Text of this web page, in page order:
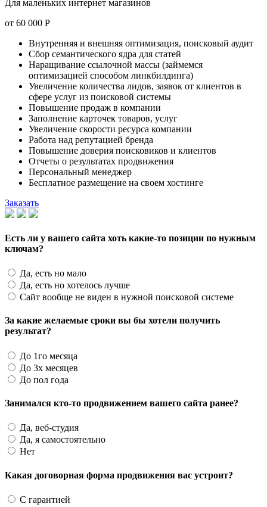
Для маленьких интернет магазинов
от 60 000 Р
Внутренняя и внешняя оптимизация, поисковый аудит
Сбор семантического ядра для статей
Наращивание ссылочной массы (займемся
оптимизацией способом линкбилдинга)
Увеличение количества лидов, заявок от клиентов в
сфере услуг из поисковой системы
Повышение продаж в компании
Заполнение карточек товаров, услуг
Увеличение скорости ресурса компании
Работа над репутацией бренда
Повышение доверия поисковиков и клиентов
Отчеты о результатах продвижения
Персональный менеджер
Бесплатное размещение на своем хостинге
Заказать
Есть ли у вашего сайта хоть какие-то позиции по нужным
ключам?
Да, есть но мало
Да, есть но хотелось лучше
Сайт вообще не виден в нужной поисковой системе
За какие желаемые сроки вы бы хотели получить
результат?
До 1го месяца
До 3х месяцев
До пол года
Занимался кто-то продвижением вашего сайта ранее?
Да, веб-студия
Да, я самостоятельно
Нет
Какая договорная форма продвижения вас устроит?
С гарантией